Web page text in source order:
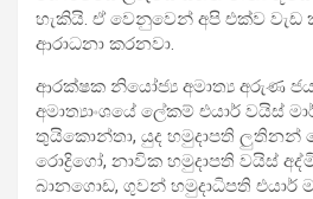
හැකියි. ඒ වෙනුවෙන් අපි එක්ව වැඩ
ආරාධනා කරනවා.
ආරක්ෂක නියෝජ්‍ය අමාත්‍ය අරුණ
අමාත්‍යාංශයේ ලේකම් එයාර් වයිස්
තුයිකොන්තා, යුද හමුදාපති ලුතිනන්
රොද්‍රිගෝ, නාවික හමුදාපති වයිස්
බානගොඩ, ගුවන් හමුදාධිපති එයාර්